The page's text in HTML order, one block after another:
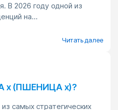
В 2026 году одной из
на...
Читать далее
x (ПШЕНИЦА x)?
самых стратегических